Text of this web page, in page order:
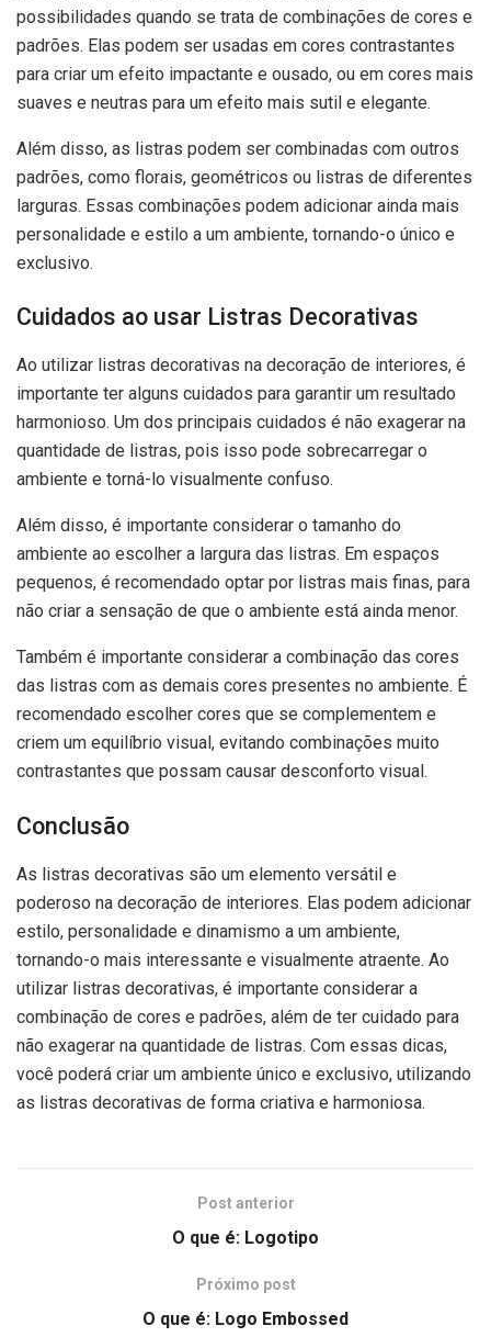
possibilidades quando se trata de combinações de cores e
padrões. Elas podem ser usadas em cores contrastantes
para criar um efeito impactante e ousado, ou em cores mais
suaves e neutras para um efeito mais sutil e elegante.
Além disso, as listras podem ser combinadas com outros
padrões, como florais, geométricos ou listras de diferentes
larguras. Essas combinações podem adicionar ainda mais
personalidade e estilo a um ambiente, tornando-o único e
exclusivo.
Cuidados ao usar Listras Decorativas
Ao utilizar listras decorativas na decoração de interiores, é
importante ter alguns cuidados para garantir um resultado
harmonioso. Um dos principais cuidados é não exagerar na
quantidade de listras, pois isso pode sobrecarregar o
ambiente e torná-lo visualmente confuso.
Além disso, é importante considerar o tamanho do
ambiente ao escolher a largura das listras. Em espaços
pequenos, é recomendado optar por listras mais finas, para
não criar a sensação de que o ambiente está ainda menor.
Também é importante considerar a combinação das cores
das listras com as demais cores presentes no ambiente. É
recomendado escolher cores que se complementem e
criem um equilíbrio visual, evitando combinações muito
contrastantes que possam causar desconforto visual.
Conclusão
As listras decorativas são um elemento versátil e
poderoso na decoração de interiores. Elas podem adicionar
estilo, personalidade e dinamismo a um ambiente,
tornando-o mais interessante e visualmente atraente. Ao
utilizar listras decorativas, é importante considerar a
combinação de cores e padrões, além de ter cuidado para
não exagerar na quantidade de listras. Com essas dicas,
você poderá criar um ambiente único e exclusivo, utilizando
as listras decorativas de forma criativa e harmoniosa.
Post anterior
O que é: Logotipo
Próximo post
O que é: Logo Embossed